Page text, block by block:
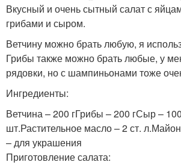
Вкусный и очень сытный салат с
грибами и сыром.
Ветчину можно брать любую, я
Грибы также можно брать любые, у
рядовки, но с шампиньонами тоже
Ингредиенты:
Ветчина – 200 гГрибы – 200 гСыр –
шт.Растительное масло – 2 ст.
– для украшения
Приготовление салата: